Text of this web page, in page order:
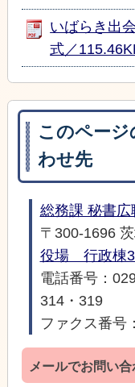
いばらき出
式／
このペー
わせ先
総務課 秘書広
〒300-1696
役場 行政棟
電話番号：
314・319
ファクス番号
メールでお問い